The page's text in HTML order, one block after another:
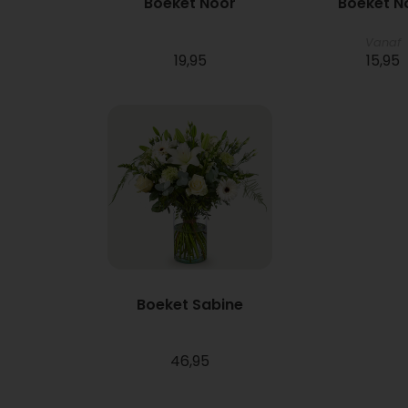
19,95 15,95
Boeket Sabine
46,95